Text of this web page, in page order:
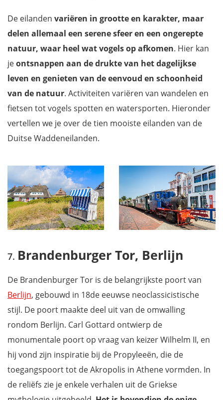
De eilanden variëren in grootte en karakter, maar
delen allemaal een serene sfeer en een ongerepte
natuur, waar heel wat vogels op afkomen. Hier kan
jeontsnappen aan de drukte van het dagelijkse
leven en genieten van de eenvoud en schoonheid
van de natuur. Activiteiten variëren van wandelen en
fietsen tot vogels spotten en watersporten. Hieronder
vertellen we je over de tien mooiste eilanden van de
Duitse Waddeneilanden.
Brandenburger Tor, Berlijn
De Brandenburger Tor is de belangrijkste poort van
Berlijn, gebouwd in 18de eeuwse neoclassicistische
stijl. De poort maakte deel uit van de omwalling
rondom Berlijn. Carl Gottard ontwierp de
monumentale poort op vraag van keizer Wilhelm II, en
hij vond zijn inspiratie bij de Propyleeën, die de
toegangspoort tot de Akropolis in Athene vormden. In
de reliëfs zie je enkele verhalen uit de Griekse